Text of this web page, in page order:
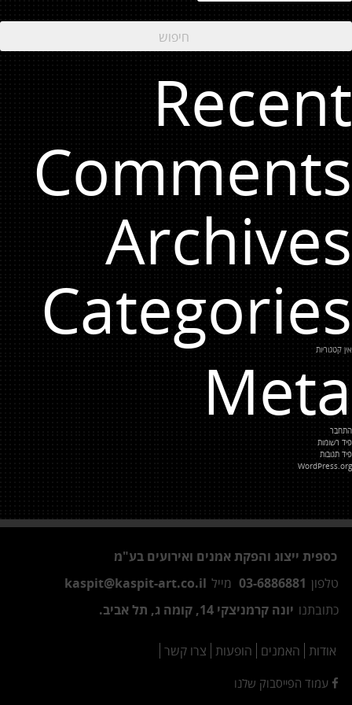
Recent
Comments
Archives
Categories
אין קטגוריות
Meta
התחבר
פיד רשומות
פיד תגובות
WordPress.org
כספית ייצוג והפקת אמנים ואירועים בע"מ
טלפון 03-6886881 מייל kaspit@kaspit-art.co.il
כתובתנו יונה קרמניצקי 14, קומה ג, תל אביב.
אודות האמנים הופעות צרו קשר
עמוד הפייסבוק שלנו